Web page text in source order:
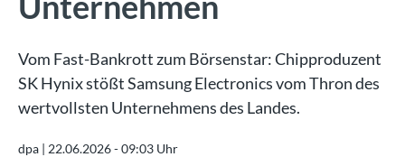
Vom Fast-Bankrott zum Börsenstar: Chipproduzent
SK Hynix stößt Samsung Electronics vom Thron des
wertvollsten Unternehmens des Landes.
dpa | 22.06.2026 - 09:03 Uhr